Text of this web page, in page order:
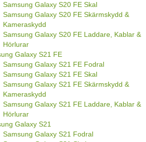
Samsung Galaxy S20 FE Skal
Samsung Galaxy S20 FE Skärmskydd &
Kameraskydd
Samsung Galaxy S20 FE Laddare, Kablar &
Hörlurar
Galaxy S21 FE
Samsung Galaxy S21 FE Fodral
Samsung Galaxy S21 FE Skal
Samsung Galaxy S21 FE Skärmskydd &
Kameraskydd
Samsung Galaxy S21 FE Laddare, Kablar &
Hörlurar
Galaxy S21
Samsung Galaxy S21 Fodral